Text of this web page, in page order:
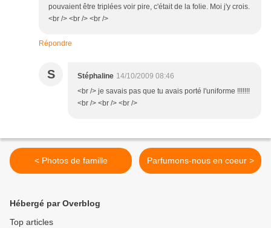
pouvaient être triplées voir pire, c'était de la folie. Moi j'y crois.
<br /> <br /> <br />
Répondre
S Stéphaline 14/10/2009 08:46
<br /> je savais pas que tu avais porté l'uniforme !!!!!!!
<br /> <br /> <br />
< Photos de famille Parfumons-nous en coeur >
Hébergé par Overblog
Top articles